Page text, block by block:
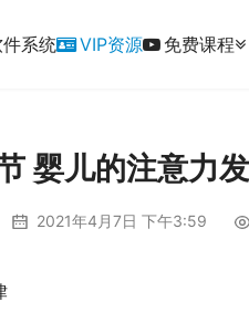
系统 VIP资源 免费课程
婴儿的注意力
2021年4月7日 下午3:59